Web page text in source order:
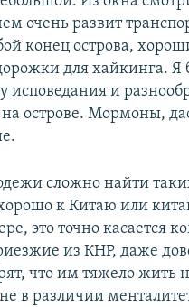
очень развит
конец острова,
для хайкинга. Я
исповедания и
острове. Мормоны,
сложно найти
к Китаю или
это точно касается
из КНР, даже
что им тяжело жить
в различии